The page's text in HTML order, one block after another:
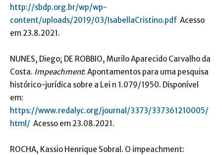
http://sbdp.org.br/wp/wp-
content/uploads/2019/03/IsabellaCristino.pdf Acesso
em 23.8.2021.
NUNES, Diego; DE ROBBIO, Murilo Aparecido Carvalho da
Costa. Impeachment: Apontamentos para uma pesquisa
histórico-jurídica sobre a Lei n 1.079/1950. Disponível
em:
https://www.redalyc.org/journal/3373/337361210005/
html/ Acesso em 23.08.2021.
ROCHA, Kassio Henrique Sobral. O impeachment: